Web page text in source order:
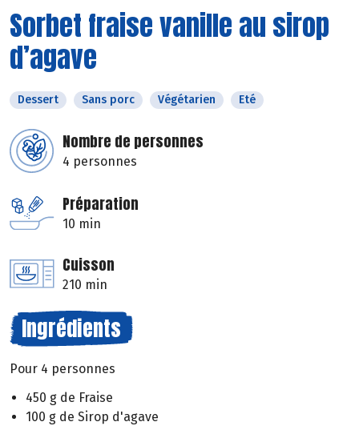
Sorbet fraise vanille au sirop
d’agave
Dessert Sans porc Végétarien Eté
Nombre de personnes
4 personnes
Préparation
10 min
Cuisson
210 min
Ingrédients
Pour 4 personnes
450 g de Fraise
100 g de Sirop d'agave